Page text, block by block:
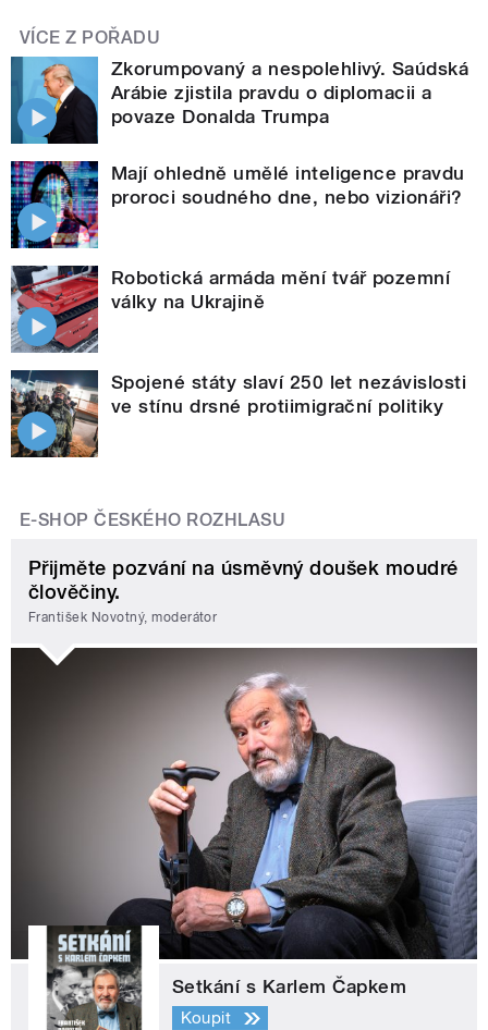
VÍCE Z POŘADU
Zkorumpovaný a nespolehlivý. Saúdská
Arábie zjistila pravdu o diplomacii a
povaze Donalda Trumpa
Mají ohledně umělé inteligence pravdu
proroci soudného dne, nebo vizionáři?
Robotická armáda mění tvář pozemní
války na Ukrajině
Spojené státy slaví 250 let nezávislosti
ve stínu drsné protiimigrační politiky
E-SHOP ČESKÉHO ROZHLASU
Přijměte pozvání na úsměvný doušek moudré
člověčiny.
František Novotný, moderátor
Setkání s Karlem Čapkem
Koupit